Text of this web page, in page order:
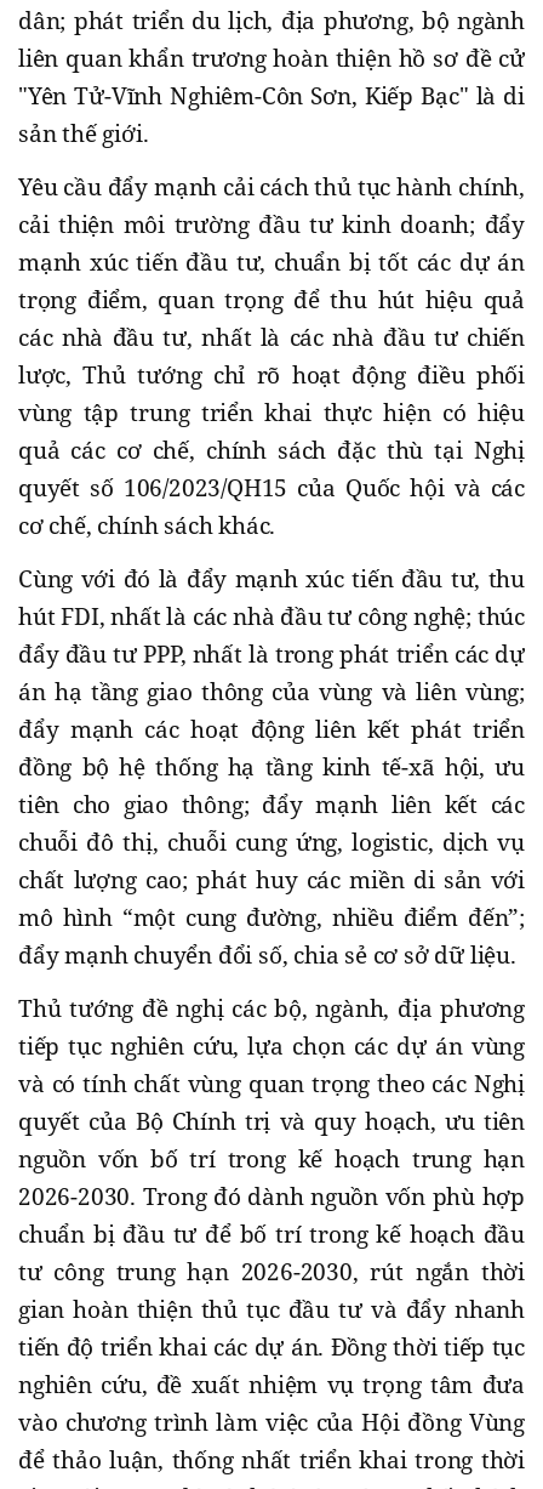
dân; phát triển du lịch, địa phương, bộ ngành
liên quan khẩn trương hoàn thiện hồ sơ đề cử
"Yên Tử-Vĩnh Nghiêm-Côn Sơn, Kiếp Bạc" là di
sản thế giới.
Yêu cầu đẩy mạnh cải cách thủ tục hành chính,
cải thiện môi trường đầu tư kinh doanh; đẩy
mạnh xúc tiến đầu tư, chuẩn bị tốt các dự án
trọng điểm, quan trọng để thu hút hiệu quả
các nhà đầu tư, nhất là các nhà đầu tư chiến
lược, Thủ tướng chỉ rõ hoạt động điều phối
vùng tập trung triển khai thực hiện có hiệu
quả các cơ chế, chính sách đặc thù tại Nghị
quyết số 106/2023/QH15 của Quốc hội và các
cơ chế, chính sách khác.
Cùng với đó là đẩy mạnh xúc tiến đầu tư, thu
hút FDI, nhất là các nhà đầu tư công nghệ; thúc
đẩy đầu tư PPP, nhất là trong phát triển các dự
án hạ tầng giao thông của vùng và liên vùng;
đẩy mạnh các hoạt động liên kết phát triển
đồng bộ hệ thống hạ tầng kinh tế-xã hội, ưu
tiên cho giao thông; đẩy mạnh liên kết các
chuỗi đô thị, chuỗi cung ứng, logistic, dịch vụ
chất lượng cao; phát huy các miền di sản với
mô hình “một cung đường, nhiều điểm đến”;
đẩy mạnh chuyển đổi số, chia sẻ cơ sở dữ liệu.
Thủ tướng đề nghị các bộ, ngành, địa phương
tiếp tục nghiên cứu, lựa chọn các dự án vùng
và có tính chất vùng quan trọng theo các Nghị
quyết của Bộ Chính trị và quy hoạch, ưu tiên
nguồn vốn bố trí trong kế hoạch trung hạn
2026-2030. Trong đó dành nguồn vốn phù hợp
chuẩn bị đầu tư để bố trí trong kế hoạch đầu
tư công trung hạn 2026-2030, rút ngắn thời
gian hoàn thiện thủ tục đầu tư và đẩy nhanh
tiến độ triển khai các dự án. Đồng thời tiếp tục
nghiên cứu, đề xuất nhiệm vụ trọng tâm đưa
vào chương trình làm việc của Hội đồng Vùng
để thảo luận, thống nhất triển khai trong thời